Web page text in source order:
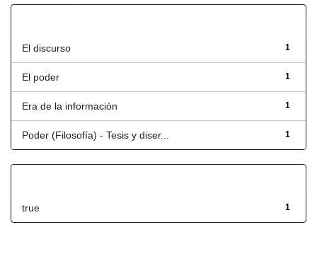
1
El discurso
1
El poder
1
Era de la información
1
Poder (Filosofía) - Tesis y diser...
1
true